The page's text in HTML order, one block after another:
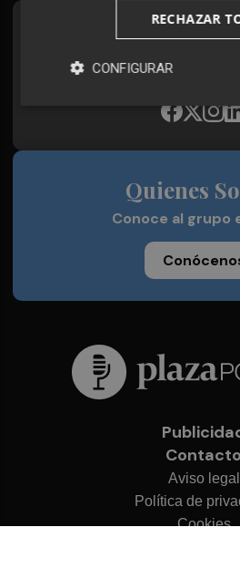
Síguenos
Plaza Podcast, desde
Quienes
Conoce al grupo
Contacto
Aviso legal
Política de
Cookies
RECHAZAR
CONFIGURAR